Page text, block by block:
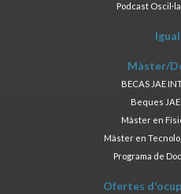
Podcast
Màster/
BECAS JAE
Beques
Màster en
Màster en
Programa de
Ofertes